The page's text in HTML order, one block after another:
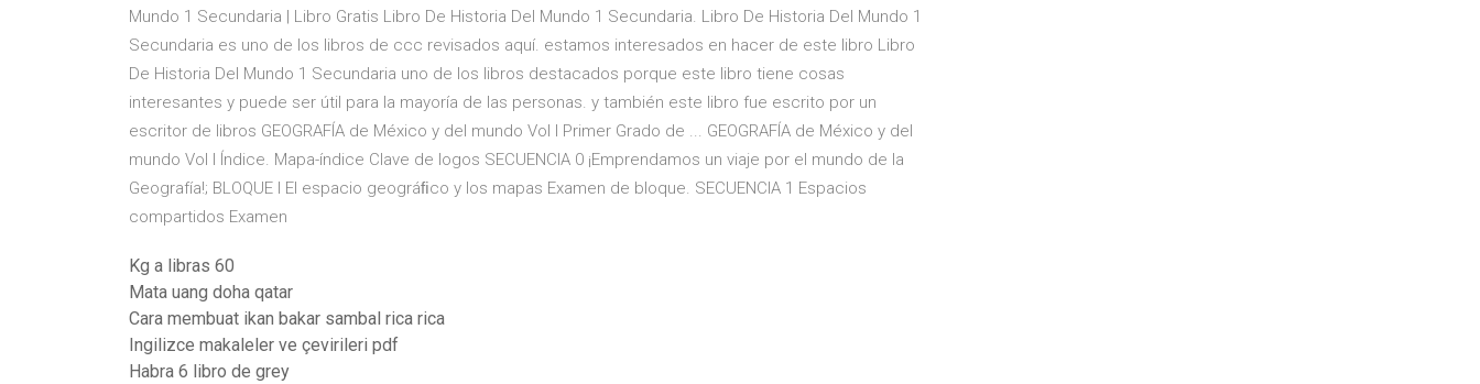
Mundo 1 Secundaria | Libro Gratis Libro De Historia Del Mundo 1 Secundaria. Libro De Historia Del Mundo 1
Secundaria es uno de los libros de ccc revisados aquí. estamos interesados en hacer de este libro Libro
De Historia Del Mundo 1 Secundaria uno de los libros destacados porque este libro tiene cosas
interesantes y puede ser útil para la mayoría de las personas. y también este libro fue escrito por un
escritor de libros GEOGRAFÍA de México y del mundo Vol I Primer Grado de ... GEOGRAFÍA de México y del
mundo Vol I Índice. Mapa-índice Clave de logos SECUENCIA 0 ¡Emprendamos un viaje por el mundo de la
Geografía!; BLOQUE I El espacio geográﬁco y los mapas Examen de bloque. SECUENCIA 1 Espacios
compartidos Examen
Kg a libras 60
Mata uang doha qatar
Cara membuat ikan bakar sambal rica rica
Ingilizce makaleler ve çevirileri pdf
Habra 6 libro de grey